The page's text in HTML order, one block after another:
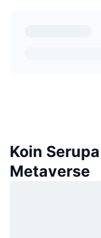
Koin
Metaverse